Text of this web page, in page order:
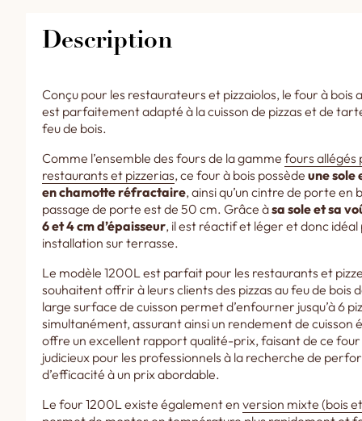
Description
Conçu pour les restaurateurs et pizzaiolos, le four à bois
est parfaitement adapté à la cuisson de pizzas et de
feu de bois.
Comme l’ensemble des fours de la gamme fours allégés
restaurants et pizzerias, ce four à bois possède une sole
en chamotte réfractaire, ainsi qu’un cintre de porte en
passage de porte est de 50 cm. Grâce àsa sole et sa
6 et 4 cm d’épaisseur, il est réactif et léger et donc idéal
installation sur terrasse.
Le modèle 1200L est parfait pour les restaurants et
souhaitent offrir à leurs clients des pizzas au feu de bois
large surface de cuisson permet d’enfourner jusqu’à 6
simultanément, assurant ainsi un rendement de cuisson
offre un excellent rapport qualité-prix, faisant de ce four
judicieux pour les professionnels à la recherche de
d’efficacité à un prix abordable.
Le four 1200L existe également en version mixte (bois